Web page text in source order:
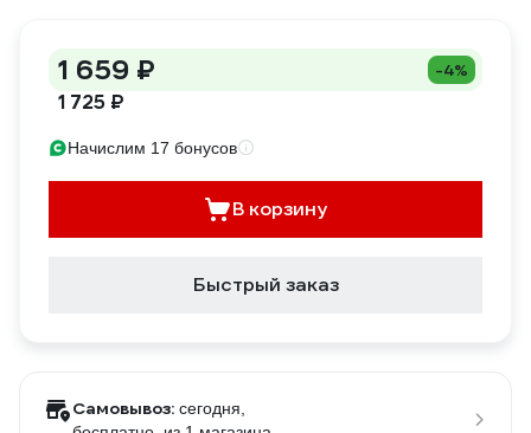
1 659 ₽ -4%
1 725 ₽
Начислим 17 бонусов
В корзину
Быстрый заказ
Самовывоз: сегодня,